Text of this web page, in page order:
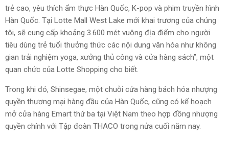
trẻ cao, yêu thích ẩm thực Hàn Quốc, K-pop và phim truyền hình
Hàn Quốc. Tại Lotte Mall West Lake mới khai trương của chúng
tôi, sẽ cung cấp khoảng 3.600 mét vuông địa điểm cho người
tiêu dùng trẻ tuổi thưởng thức các nội dung văn hóa như không
gian trải nghiệm yoga, xưởng thủ công và cửa hàng sách”, một
quan chức của Lotte Shopping cho biết.
Trong khi đó, Shinsegae, một chuỗi cửa hàng bách hóa nhượng
quyền thương mại hàng đầu của Hàn Quốc, cũng có kế hoạch
mở cửa hàng Emart thứ ba tại Việt Nam theo hợp đồng nhượng
quyền chính với Tập đoàn THACO trong nửa cuối năm nay.